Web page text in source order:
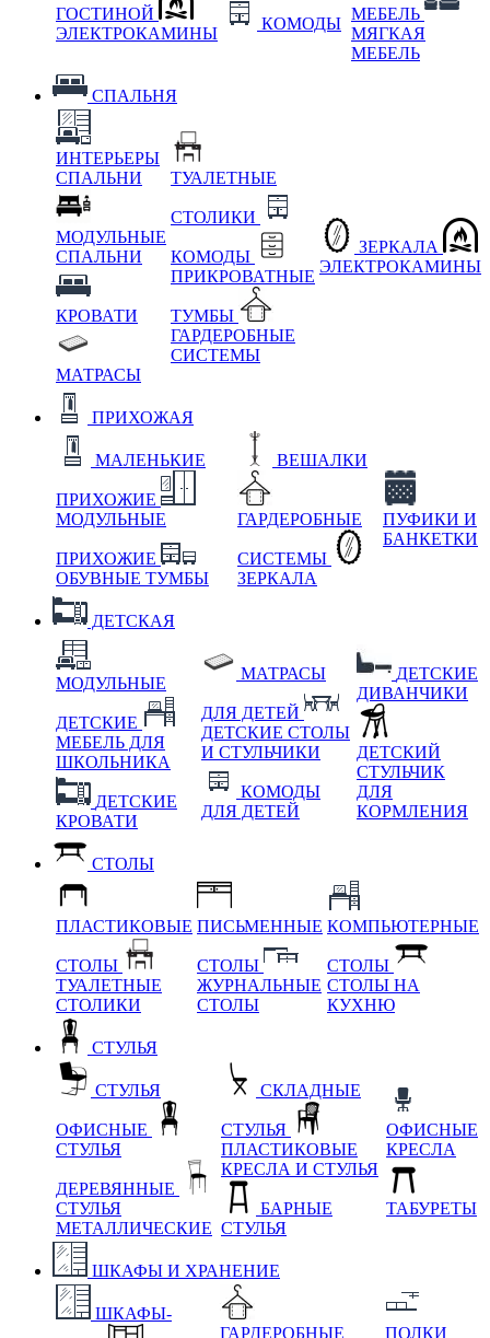
ГОСТИНОЙ
ЭЛЕКТРОКАМИНЫ
КОМОДЫ
МЕБЕЛЬ
МЯГКАЯ
МЕБЕЛЬ
СПАЛЬНЯ
ИНТЕРЬЕРЫ
СПАЛЬНИ
МОДУЛЬНЫЕ
СПАЛЬНИ
КРОВАТИ
МАТРАСЫ
ТУАЛЕТНЫЕ
СТОЛИКИ
КОМОДЫ
ПРИКРОВАТНЫЕ
ТУМБЫ
ГАРДЕРОБНЫЕ
СИСТЕМЫ
ЗЕРКАЛА
ЭЛЕКТРОКАМИНЫ
ПРИХОЖАЯ
МАЛЕНЬКИЕ
ПРИХОЖИЕ
МОДУЛЬНЫЕ
ПРИХОЖИЕ
ОБУВНЫЕ ТУМБЫ
ВЕШАЛКИ
ГАРДЕРОБНЫЕ
СИСТЕМЫ
ЗЕРКАЛА
ПУФИКИ И
БАНКЕТКИ
ДЕТСКАЯ
МОДУЛЬНЫЕ
ДЕТСКИЕ
МЕБЕЛЬ ДЛЯ
ШКОЛЬНИКА
ДЕТСКИЕ
КРОВАТИ
МАТРАСЫ
ДЛЯ ДЕТЕЙ
ДЕТСКИЕ СТОЛЫ
И СТУЛЬЧИКИ
КОМОДЫ
ДЛЯ ДЕТЕЙ
ДЕТСКИЕ
ДИВАНЧИКИ
ДЕТСКИЙ
СТУЛЬЧИК
ДЛЯ
КОРМЛЕНИЯ
СТОЛЫ
ПЛАСТИКОВЫЕ
СТОЛЫ
ТУАЛЕТНЫЕ
СТОЛИКИ
ПИСЬМЕННЫЕ
СТОЛЫ
ЖУРНАЛЬНЫЕ
СТОЛЫ
КОМПЬЮТЕРНЫЕ
СТОЛЫ
СТОЛЫ НА
КУХНЮ
СТУЛЬЯ
СТУЛЬЯ
ОФИСНЫЕ
СТУЛЬЯ
ДЕРЕВЯННЫЕ
СТУЛЬЯ
МЕТАЛЛИЧЕСКИЕ
СКЛАДНЫЕ
СТУЛЬЯ
ПЛАСТИКОВЫЕ
КРЕСЛА И СТУЛЬЯ
БАРНЫЕ
СТУЛЬЯ
ОФИСНЫЕ
КРЕСЛА
ТАБУРЕТЫ
ШКАФЫ И ХРАНЕНИЕ
ШКАФЫ-
ГАРДЕРОБНЫЕ
ПОЛКИ